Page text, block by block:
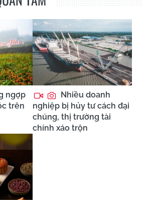
ngợp
trên
Nhiều doanh
nghiệp bị hủy tư cách đại
chúng, thị trường tài
chính xáo trộn